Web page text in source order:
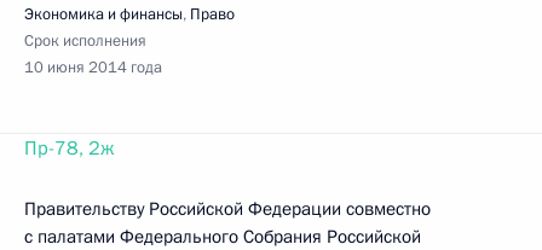
Экономика и финансы, Право
Срок исполнения
10 июня 2014 года
Пр-78, 2ж
Правительству Российской Федерации совместно
с палатами Федерального Собрания Российской